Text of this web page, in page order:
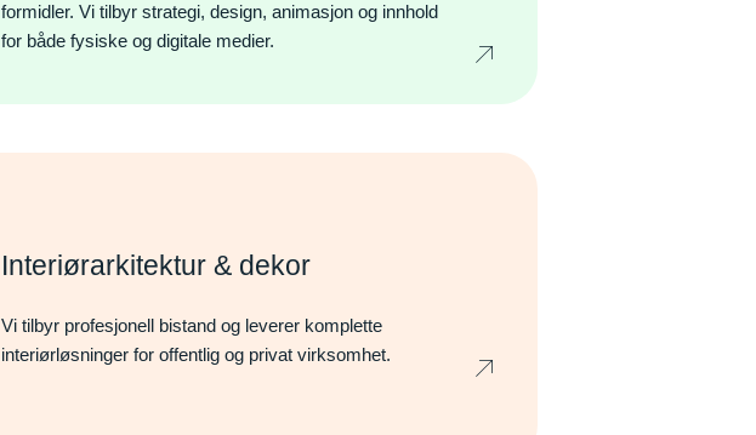
formidler. Vi tilbyr strategi, design, animasjon og innhold
for både fysiske og digitale medier.
Interiørarkitektur & dekor
Vi tilbyr profesjonell bistand og leverer komplette
interiørløsninger for offentlig og privat virksomhet.